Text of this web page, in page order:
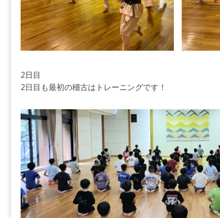
2日目
2日目も最初の稽古はトレーニングです！